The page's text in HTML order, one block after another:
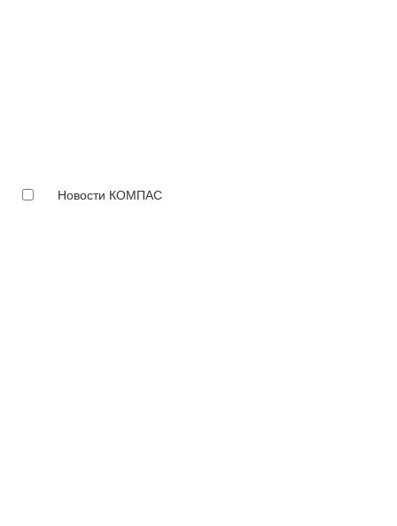
Новости КОМПАС